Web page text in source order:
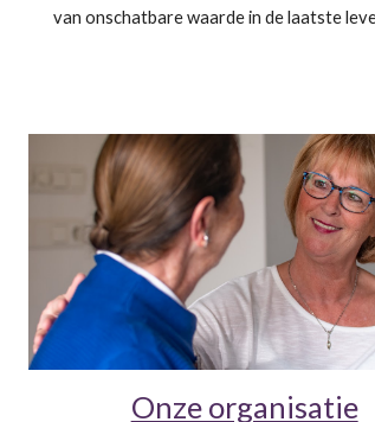
van onschatbare waarde in de laatste
Onze organisatie